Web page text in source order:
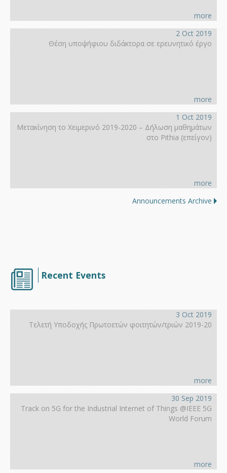
more
2 Oct 2019
Θέση υποψήφιου διδάκτορα σε ερευνητικό έργο
more
1 Oct 2019
Μετακίνηση το Χειμερινό 2019-2020 – Δήλωση μαθημάτων
στο Pithia (επείγον)
more
Announcements Archive
Recent Events
3 Oct 2019
Τελετή Υποδοχής Πρωτοετών φοιτητών/τριών 2019-20
more
30 Sep 2019
Track on 5G for the Industrial Internet of Things @IEEE 5G
World Forum
more